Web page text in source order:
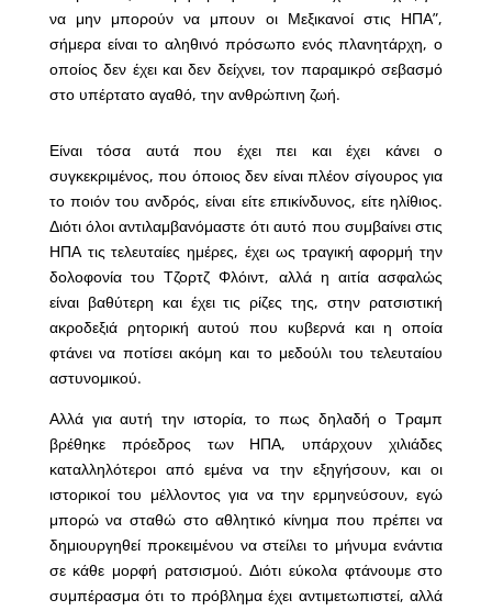
να μην μπορούν να μπουν οι Μεξικανοί στις ΗΠΑ”,
σήμερα είναι το αληθινό πρόσωπο ενός πλανητάρχη, ο
οποίος δεν έχει και δεν δείχνει, τον παραμικρό σεβασμό
στο υπέρτατο αγαθό, την ανθρώπινη ζωή.
Είναι τόσα αυτά που έχει πει και έχει κάνει ο
συγκεκριμένος, που όποιος δεν είναι πλέον σίγουρος για
το ποιόν του ανδρός, είναι είτε επικίνδυνος, είτε ηλίθιος.
Διότι όλοι αντιλαμβανόμαστε ότι αυτό που συμβαίνει στις
ΗΠΑ τις τελευταίες ημέρες, έχει ως τραγική αφορμή την
δολοφονία του Τζορτζ Φλόιντ, αλλά η αιτία ασφαλώς
είναι βαθύτερη και έχει τις ρίζες της, στην ρατσιστική
ακροδεξιά ρητορική αυτού που κυβερνά και η οποία
φτάνει να ποτίσει ακόμη και το μεδούλι του τελευταίου
αστυνομικού.
Αλλά για αυτή την ιστορία, το πως δηλαδή ο Τραμπ
βρέθηκε πρόεδρος των ΗΠΑ, υπάρχουν χιλιάδες
καταλληλότεροι από εμένα να την εξηγήσουν, και οι
ιστορικοί του μέλλοντος για να την ερμηνεύσουν, εγώ
μπορώ να σταθώ στο αθλητικό κίνημα που πρέπει να
δημιουργηθεί προκειμένου να στείλει το μήνυμα ενάντια
σε κάθε μορφή ρατσισμού. Διότι εύκολα φτάνουμε στο
συμπέρασμα ότι το πρόβλημα έχει αντιμετωπιστεί, αλλά